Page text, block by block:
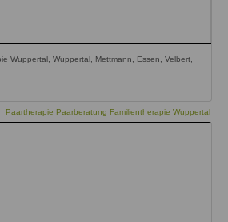
Wuppertal, Wuppertal, Mettmann, Essen, Velbert,
Paartherapie Paarberatung Familientherapie Wuppertal